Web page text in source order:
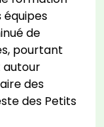
équipes
de
pourtant
autour
des
des Petits